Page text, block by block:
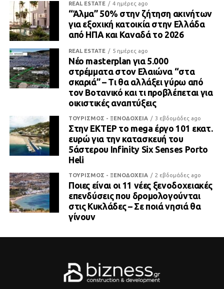
REAL ESTATE 4 ημέρες ago
“Άλμα” 50% στην ζήτηση ακινήτων
για εξοχική κατοικία στην Ελλάδα
από ΗΠΑ και Καναδά το 2026
REAL ESTATE 5 ημέρες ago
Νέο masterplan για 5.000
στρέμματα στον Ελαιώνα “στα
σκαριά” – Τι θα αλλάξει γύρω από
τον Βοτανικό και τι προβλέπεται για
οικιστικές αναπτύξεις
ΤΟΥΡΙΣΜΟΣ - ΞΕΝΟΔΟΧΕΙΑ 3 εβδομάδες ago
Στην ΕΚΤΕΡ το mega έργο 101 εκατ.
ευρώ για την κατασκευή του
5άστερου Infinity Six Senses Porto
Heli
ΤΟΥΡΙΣΜΟΣ - ΞΕΝΟΔΟΧΕΙΑ 2 εβδομάδες ago
Ποιες είναι οι 11 νέες ξενοδοχειακές
επενδύσεις που δρομολογούνται
στις Κυκλάδες – Σε ποιά νησιά θα
γίνουν